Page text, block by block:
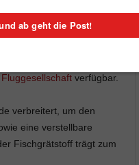
Komfort, mehr
Die Premium-Kabine,
von Air
Fluggesellschaftverfügbar.
verbreitert, um den
eine verstellbare
Fischgrätstoff trägt zum